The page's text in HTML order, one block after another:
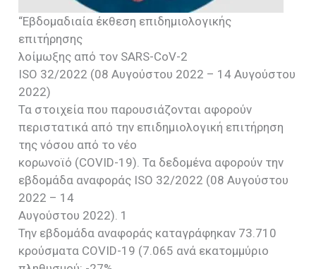
“Εβδομαδιαία έκθεση επιδημιολογικής
επιτήρησης
λοίμωξης από τον SARS-CoV-2
ISO 32/2022 (08 Αυγούστου 2022 – 14 Αυγούστου
2022)
Τα στοιχεία που παρουσιάζονται αφορούν
περιστατικά από την επιδημιολογική επιτήρηση
της νόσου από το νέο
κορωνοϊό (COVID-19). Τα δεδομένα αφορούν την
εβδομάδα αναφοράς ISO 32/2022 (08 Αυγούστου
2022 – 14
Αυγούστου 2022). 1
Την εβδομάδα αναφοράς καταγράφηκαν 73.710
κρούσματα COVID-19 (7.065 ανά εκατoμμύριο